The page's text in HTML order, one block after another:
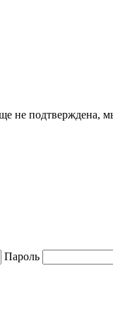
не подтверждена,
Пароль